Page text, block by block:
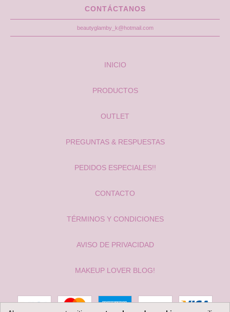
CONTÁCTANOS
beautyglamby_k@hotmail.com
INICIO
PRODUCTOS
OUTLET
PREGUNTAS & RESPUESTAS
PEDIDOS ESPECIALES!!
CONTACTO
TÉRMINOS Y CONDICIONES
AVISO DE PRIVACIDAD
MAKEUP LOVER BLOG!